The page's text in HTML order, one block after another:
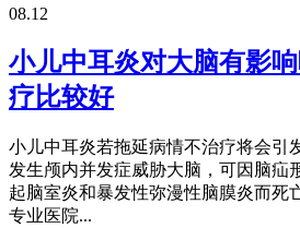
08.12
小儿中耳炎对大脑有影
疗比较好
小儿中耳炎若拖延病情不治疗将会引
发生颅内并发症威胁大脑，可因脑疝
起脑室炎和暴发性弥漫性脑膜炎而死
专业医院...